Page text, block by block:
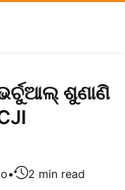
ଶୁଣାଣି
• 2 min read